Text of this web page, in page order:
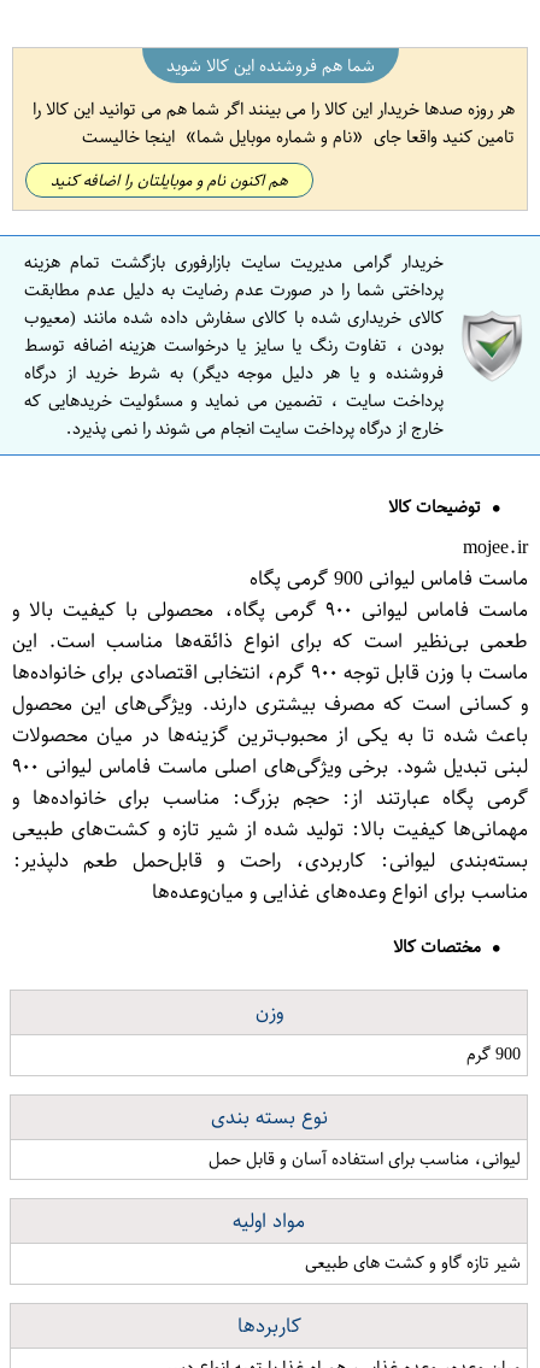
شما هم فروشنده این کالا شوید
هر روزه صدها خریدار این کالا را می بینند اگر شما هم می توانید این کالا را
تامین کنید واقعا جای
نام و شماره موبایل شما اینجا خالیست
هم اکنون نام و موبایلتان را اضافه کنید
خریدار گرامی مدیریت سایت بازارفوری بازگشت تمام هزینه
پرداختی شما را در صورت عدم رضایت به دلیل عدم مطابقت
کالای خریداری شده با کالای سفارش داده شده مانند (معیوب
بودن ، تفاوت رنگ یا سایز یا درخواست هزینه اضافه توسط
فروشنده و یا هر دلیل موجه دیگر) به شرط خرید از درگاه
پرداخت سایت ، تضمین می نماید و مسئولیت خریدهایی که
خارج از درگاه پرداخت سایت انجام می شوند را نمی پذیرد.
توضیحات کالا
mojee.ir
ماست فاماس لیوانی 900 گرمی پگاه
ماست فاماس لیوانی ۹۰۰ گرمی پگاه، محصولی با کیفیت بالا و
طعمی بی‌نظیر است که برای انواع ذائقه‌ها مناسب است. این
ماست با وزن قابل توجه ۹۰۰ گرم، انتخابی اقتصادی برای خانواده‌ها
و کسانی است که مصرف بیشتری دارند. ویژگی‌های این محصول
باعث شده تا به یکی از محبوب‌ترین گزینه‌ها در میان محصولات
لبنی تبدیل شود. برخی ویژگی‌های اصلی ماست فاماس لیوانی ۹۰۰
گرمی پگاه عبارتند از: حجم بزرگ: مناسب برای خانواده‌ها و
مهمانی‌ها کیفیت بالا: تولید شده از شیر تازه و کشت‌های طبیعی
بسته‌بندی لیوانی: کاربردی، راحت و قابل‌حمل طعم دلپذیر:
مناسب برای انواع وعده‌های غذایی و میان‌وعده‌ها
مختصات کالا
وزن
900 گرم
نوع بسته بندی
لیوانی، مناسب برای استفاده آسان و قابل حمل
مواد اولیه
شیر تازه گاو و کشت های طبیعی
کاربردها